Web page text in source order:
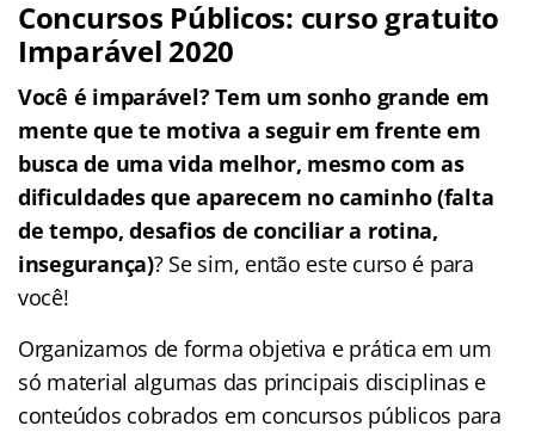
Concursos Públicos: curso gratuito
Imparável 2020
Você é imparável? Tem um sonho grande em
mente que te motiva a seguir em frente em
busca de uma vida melhor, mesmo com as
dificuldades que aparecem no caminho (falta
de tempo, desafios de conciliar a rotina,
insegurança)? Se sim, então este curso é para
você!
Organizamos de forma objetiva e prática em um
só material algumas das principais disciplinas e
conteúdos cobrados em concursos públicos para